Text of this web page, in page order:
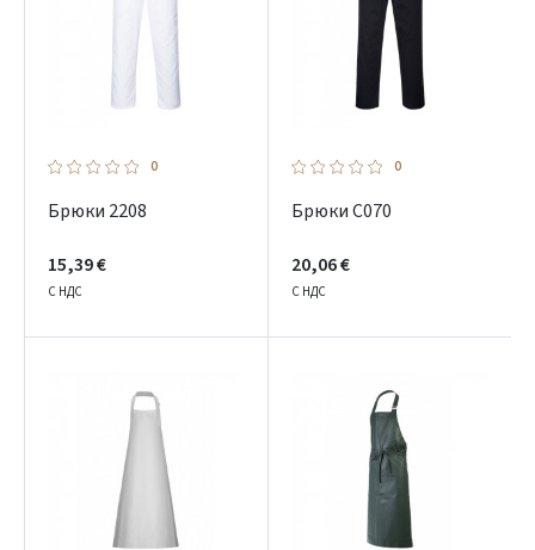
0
Брюки 2208
15,39 €
С НДС
0
Брюки C070
20,06 €
С НДС